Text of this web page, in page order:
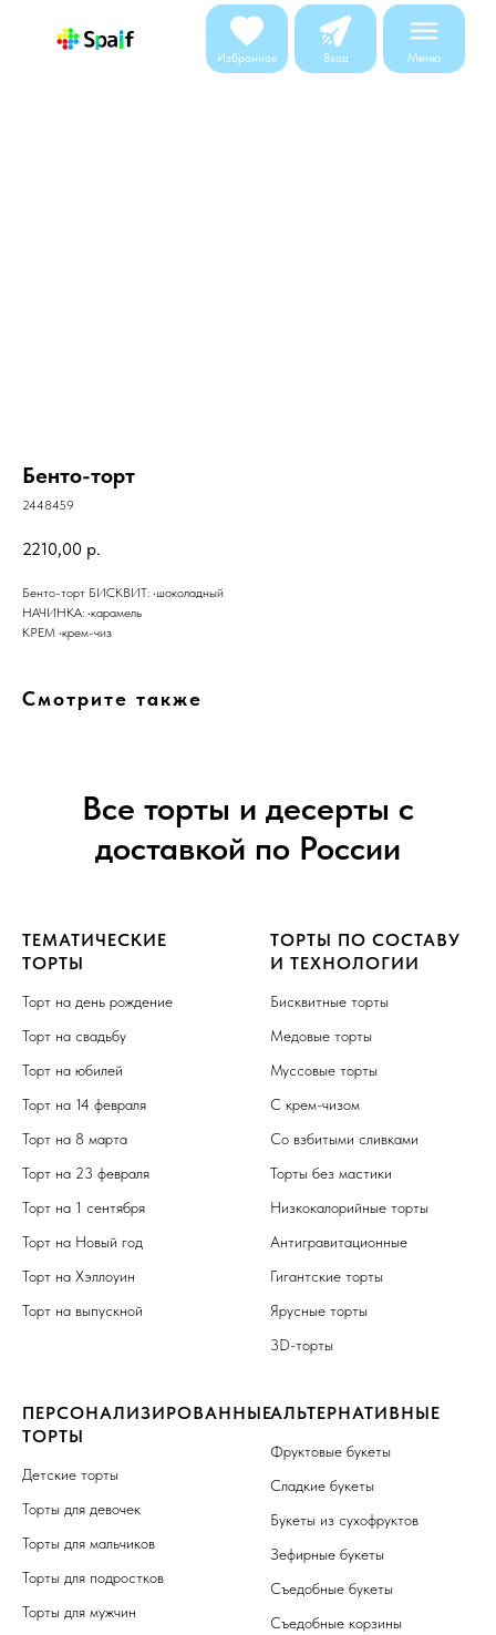
Меню
Вход
Избранное
Бенто-торт
2448459
2210,00 р.
Бенто-торт БИСКВИТ: •шоколадный
НАЧИНКА: •карамель
КРЕМ •крем-чиз
Смотрите также
Все торты и десерты с
доставкой по России
ТЕМАТИЧЕСКИЕ
ТОРТЫ
Торт на день рождение
Торт на свадьбу
Торт на юбилей
Торт на 14 февраля
Торт на 8 марта
Торт на 23 февраля
Торт на 1 сентября
Торт на Новый год
Торт на Хэллоуин
Торт на выпускной
ТОРТЫ ПО СОСТАВУ
И ТЕХНОЛОГИИ
Бисквитные торты
Медовые торты
Муссовые торты
С крем-чизом
Со взбитыми сливками
Торты без мастики
Низкокалорийные торты
Антигравитационные
Гигантские торты
Ярусные торты
3D-торты
ПЕРСОНАЛИЗИРОВАННЫЕ
ТОРТЫ
Детские торты
Торты для девочек
Торты для мальчиков
Торты для подростков
Торты для мужчин
АЛЬТЕРНАТИВНЫЕ
Фруктовые букеты
Сладкие букеты
Букеты из сухофруктов
Зефирные букеты
Съедобные букеты
Съедобные корзины